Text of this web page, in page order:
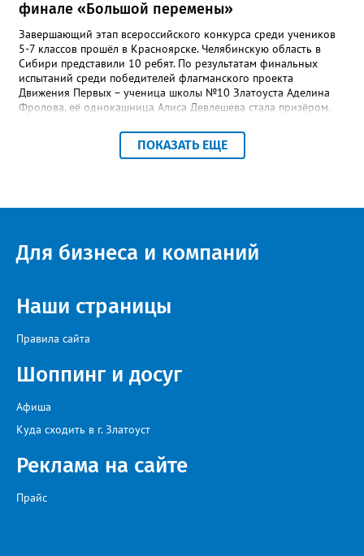
финале «Большой перемены»
Завершающий этап всероссийского конкурса среди учеников
5-7 классов прошёл в Красноярске. Челябинскую область в
Сибири представили 10 ребят. По результатам финальных
испытаний среди победителей флагманского проекта
Движения Первых – ученица школы №10 Златоуста Аделина
Фролова, её однокашница Алиса Девлешева стала призёром.
федеральном университете с участием Президента Российской
Федерации Владимира Путина, который поздравил участников
конкурса «Большая перемена» ждёт многодневное
космодроме Байконур, а также в крупных городах по дороге.
ПОКАЗАТЬ ЕЩЕ
Для бизнеса и компаний
Наши страницы
Правила сайта
Шоппинг и досуг
Афиша
Куда сходить в г. Златоуст
Реклама на сайте
Прайс